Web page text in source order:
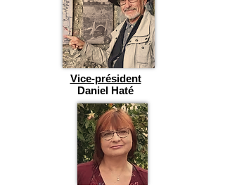
Vice-président
Daniel Haté